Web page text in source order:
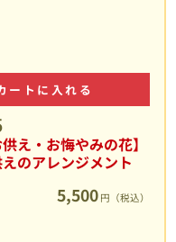
ートに入れる
供え・お悔やみの花】
のアレンジメント
5,500 円（税込）